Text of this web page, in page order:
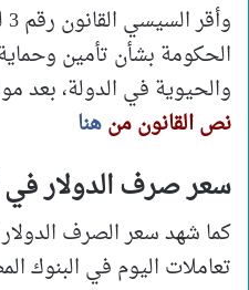
الحكومة بشأن تأمين
والحيوية في الدولة، بعد
نص القانون منهنا
سعر صرف الدولار في
كما شهد سعر الصرف
تعاملات اليوم في البنوك